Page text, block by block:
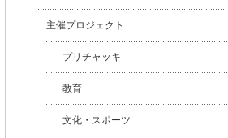
主催プロジェクト
プリチャッキ
教育
文化・スポーツ